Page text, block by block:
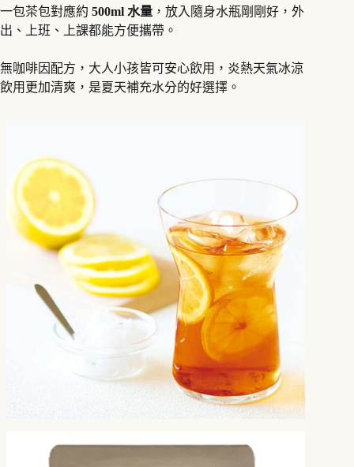
一包茶包對應約 500ml 水量 ，放入隨身水瓶剛剛好，外
出、上班、上課都能方便攜帶。
無咖啡因配方，大人小孩皆可安心飲用，炎熱天氣冰涼
飲用更加清爽，是夏天補充水分的好選擇。